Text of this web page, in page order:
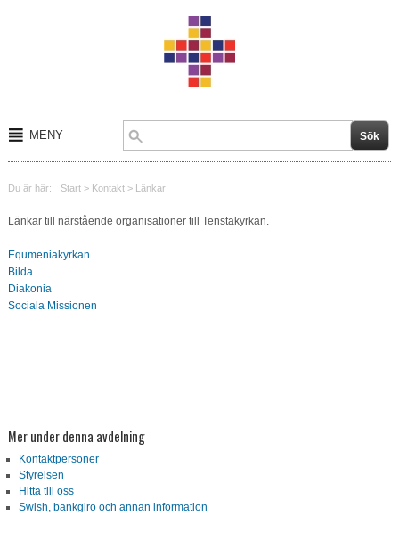
MENY
Om oss
Kalender
Kontakt
Du är här: Start> Kontakt> Länkar
Länkar till närstående organisationer till Tenstakyrkan.
Equmeniakyrkan
Bilda
Diakonia
Sociala Missionen
Mer under denna avdelning
Kontaktpersoner
Styrelsen
Hitta till oss
Swish, bankgiro och annan information